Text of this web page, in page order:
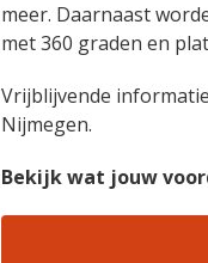
meer. Daarnaast
met 360 graden en
Vrijblijvende
Nijmegen.
Bekijk wat jouw